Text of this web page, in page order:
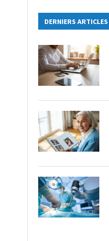
DERNIERS ARTICLES